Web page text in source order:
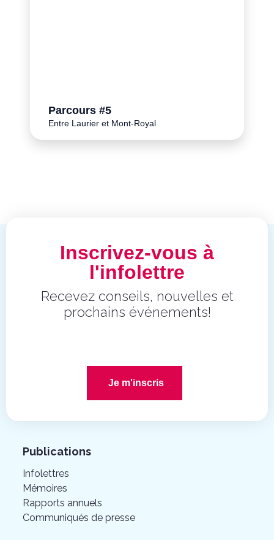
Parcours #5
Entre Laurier et Mont-Royal
Inscrivez-vous à
l'infolettre
Recevez conseils, nouvelles et
prochains événements!
Je m'inscris
Publications
Infolettres
Mémoires
Rapports annuels
Communiqués de presse